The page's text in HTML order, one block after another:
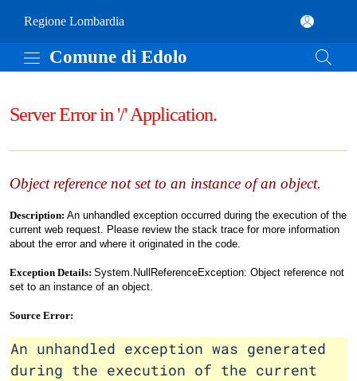
Comune di Edolo
Regione Lombardia
Comune di Edolo
Server Error in '/' Application.
Object reference not set to an instance of an object.
Description: An unhandled exception occurred during the execution of the
current web request. Please review the stack trace for more information
about the error and where it originated in the code.
Exception Details: System.NullReferenceException: Object reference not
set to an instance of an object.
Source Error:
An unhandled exception was generated
during the execution of the current